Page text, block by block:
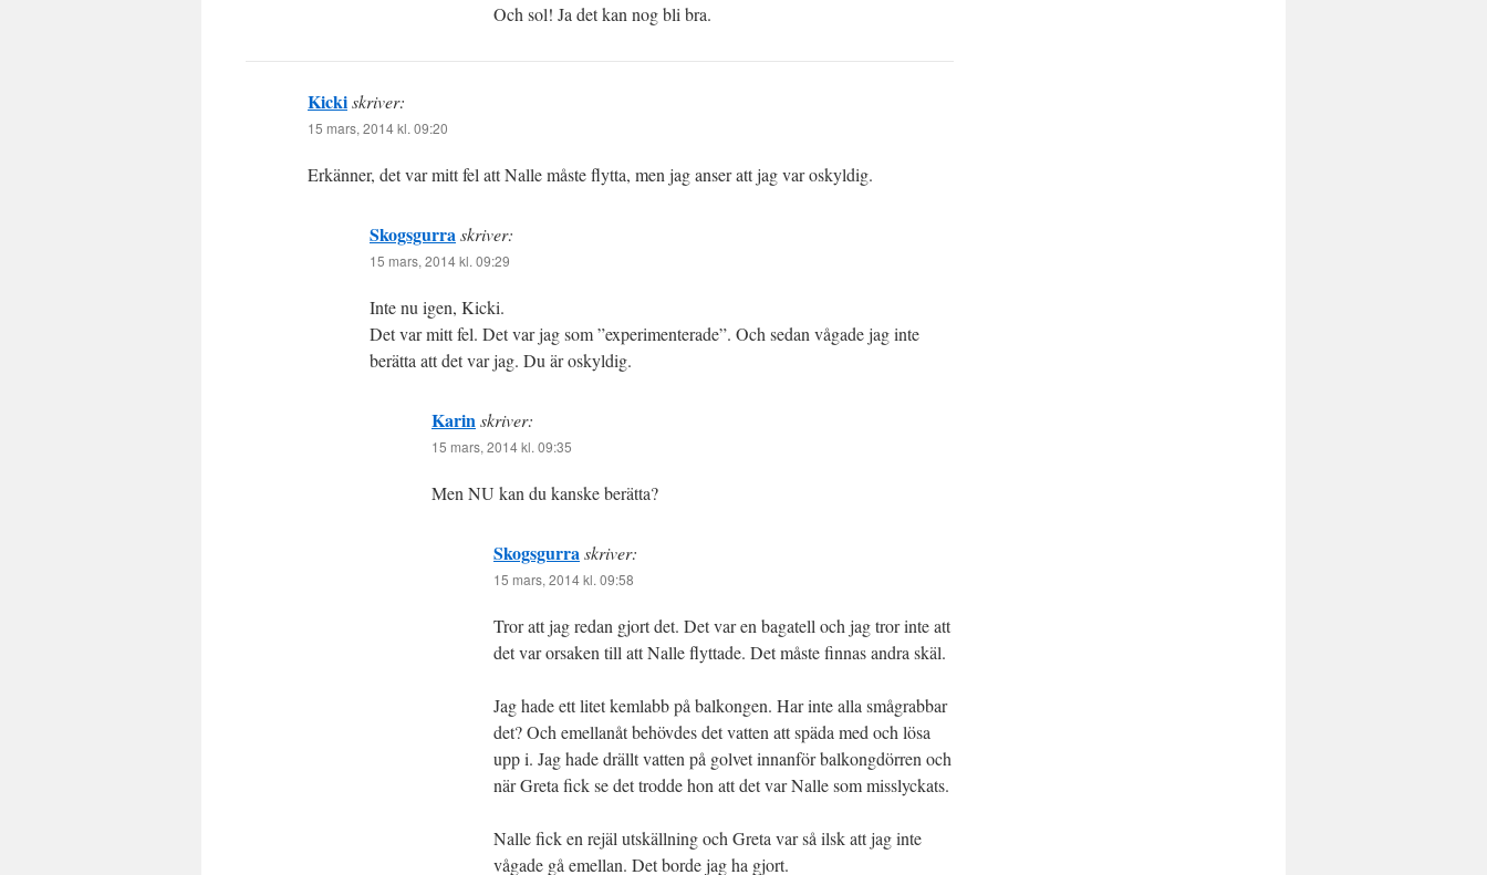
Och sol! Ja det kan nog bli bra.
Kickiskriver:
15 mars, 2014 kl. 09:20
Erkänner, det var mitt fel att Nalle måste flytta, men jag anser att jag var oskyldig.
Skogsgurraskriver:
15 mars, 2014 kl. 09:29
Inte nu igen, Kicki.
Det var mitt fel. Det var jag som ”experimenterade”. Och sedan vågade jag inte
berätta att det var jag. Du är oskyldig.
Karinskriver:
15 mars, 2014 kl. 09:35
Men NU kan du kanske berätta?
Skogsgurraskriver:
15 mars, 2014 kl. 09:58
Tror att jag redan gjort det. Det var en bagatell och jag tror inte att
det var orsaken till att Nalle flyttade. Det måste finnas andra skäl.
Jag hade ett litet kemlabb på balkongen. Har inte alla smågrabbar
det? Och emellanåt behövdes det vatten att späda med och lösa
upp i. Jag hade drällt vatten på golvet innanför balkongdörren och
när Greta fick se det trodde hon att det var Nalle som misslyckats.
Nalle fick en rejäl utskällning och Greta var så ilsk att jag inte
vågade gå emellan. Det borde jag ha gjort.